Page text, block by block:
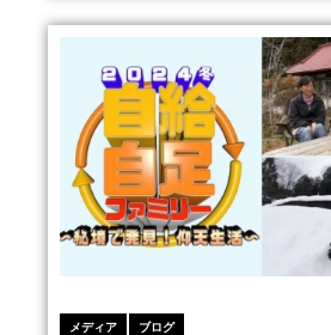
メディア ブログ